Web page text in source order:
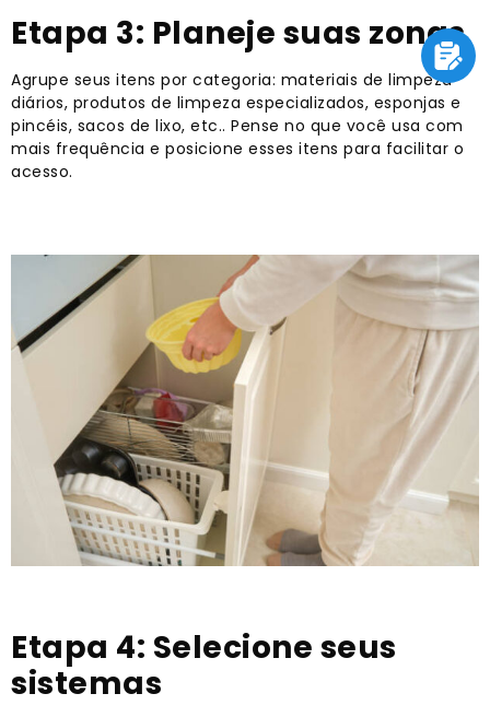
Etapa 3: Planeje suas zonas
Agrupe seus itens por categoria: materiais de limpeza
diários, produtos de limpeza especializados, esponjas e
pincéis, sacos de lixo, etc.. Pense no que você usa com
mais frequência e posicione esses itens para facilitar o
acesso.
Etapa 4: Selecione seus
sistemas